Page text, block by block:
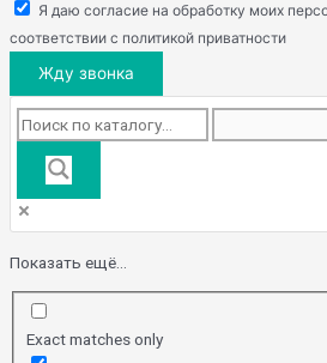
Я даю согласие на обработку моих
соответствии с политикой приватности
Жду звонка
Показать ещё...
Exact matches only